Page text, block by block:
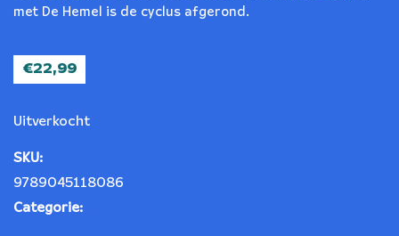
met De Hemel is de cyclus afgerond.
€22,99
Uitverkocht
SKU:
9789045118086
Categorie: